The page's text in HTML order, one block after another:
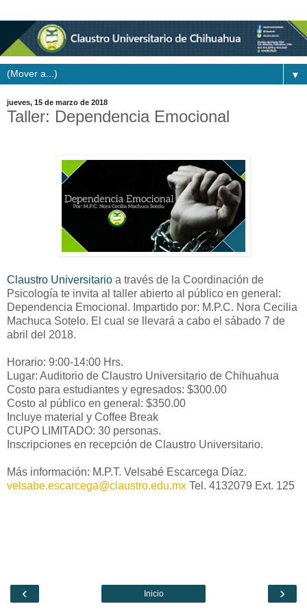
▼
jueves, 15 de marzo de 2018
Taller: Dependencia Emocional
Claustro Universitario a través de la Coordinación de
Psicología te invita al taller abierto al público en general:
Dependencia Emocional. Impartido por: M.P.C. Nora Cecilia
Machuca Sotelo. El cual se llevará a cabo el sábado 7 de
abril del 2018.
Horario: 9:00-14:00 Hrs.
Lugar: Auditorio de Claustro Universitario de Chihuahua
Costo para estudiantes y egresados: $300.00
Costo al público en general: $350.00
Incluye material y Coffee Break
CUPO LIMITADO: 30 personas.
Inscripciones en recepción de Claustro Universitario.
Más información: M.P.T. Velsabé Escarcega Díaz.
velsabe.escarcega@claustro.edu.mx Tel. 4132079 Ext. 125
‹ ›
Inicio